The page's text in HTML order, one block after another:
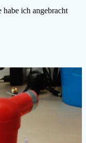
ich angebracht